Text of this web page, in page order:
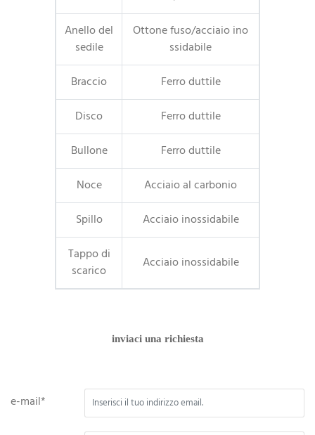
Anello del
sedile
Ottone fuso/acciaio ino
ssidabile
Braccio
Ferro duttile
Disco
Ferro duttile
Bullone
Ferro duttile
Noce
Acciaio al carbonio
Spillo
Acciaio inossidabile
Tappo di
scarico
Acciaio inossidabile
inviaci una richiesta
e-mail*